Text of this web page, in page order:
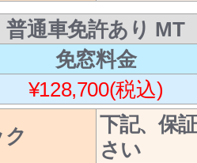
普通車免許あり MT
免窓料金
¥128,700(税込)
下記、保
さい